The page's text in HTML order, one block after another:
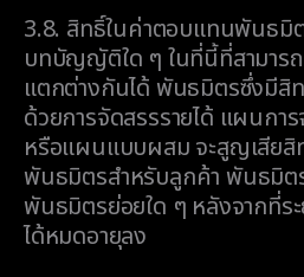
3.8. สิทธิ์ในค่าตอบแทนพันธมิ
บทบัญญัติใด ๆ ในที่นี้ที่สามาร
แตกต่างกันได้ พันธมิตรซึ่งมีสิ
ด้วยการจัดสรรรายได้ แผนกา
หรือแผนแบบผสม จะสูญเสียสิ
พันธมิตรสำหรับลูกค้า พันธมิต
พันธมิตรย่อยใด ๆ หลังจากที่ร
ได้หมดอายุลง